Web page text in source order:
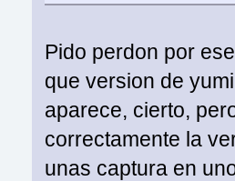
Pido perdon por
que version de
aparece, cierto,
correctamente la
unas captura en